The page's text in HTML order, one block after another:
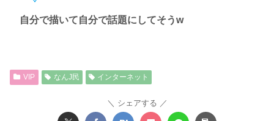
自分で描いて自分で話題にしてそうw
VIP なんJ民 インターネット
シェアする